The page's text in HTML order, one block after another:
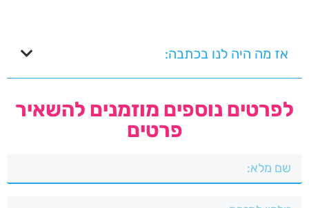
אז מה היה לנו בכתבה:
לפרטים נוספים מוזמנים להשאיר
פרטים